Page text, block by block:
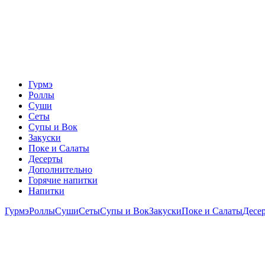
Гурмэ
Роллы
Суши
Сеты
Супы и Вок
Закуски
Поке и Салаты
Десерты
Дополнительно
Горячие напитки
Напитки
ГурмэРоллыСушиСетыСупы и ВокЗакускиПоке и Салаты